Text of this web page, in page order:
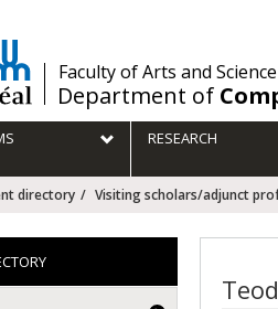
/Faculty of Arts and Science
Department of
RESEARCH
directory Visiting scholars/adjunct